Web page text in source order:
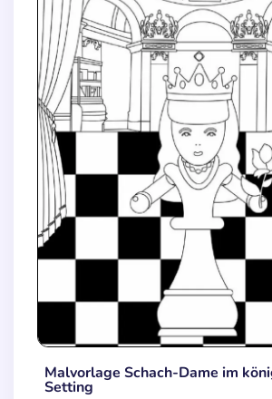
Malvorlage Schach-Dame im
Setting